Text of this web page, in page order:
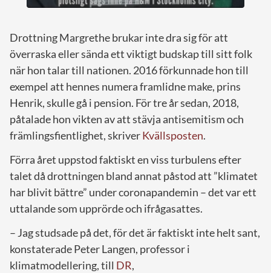
Drottning Margrethe brukar inte dra sig för att
överraska eller sända ett viktigt budskap till sitt folk
när hon talar till nationen. 2016 förkunnade hon till
exempel att hennes numera framlidne make, prins
Henrik, skulle gå i pension. För tre år sedan, 2018,
påtalade hon vikten av att stävja antisemitism och
främlingsfientlighet, skriverKvällsposten.
Förra året uppstod faktiskt en viss turbulens efter
talet då drottningen bland annat påstod att ”klimatet
har blivit bättre” under coronapandemin – det var ett
uttalande som upprörde och ifrågasattes.
– Jag studsade på det, för det är faktiskt inte helt sant,
konstaterade Peter Langen, professor i
klimatmodellering, till DR,